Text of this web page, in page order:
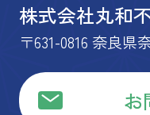
株式会社丸和
〒631-0816 奈良県
お